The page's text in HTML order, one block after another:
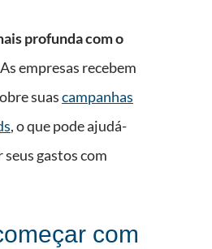
profunda com o
empresas recebem
suascampanhas
, o que pode ajudá-
gastos com
com